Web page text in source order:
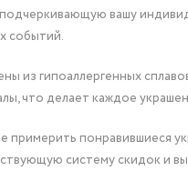
вашу
событий.
из гипоаллергенных
что делает каждое
понравившиеся
систему скидок и